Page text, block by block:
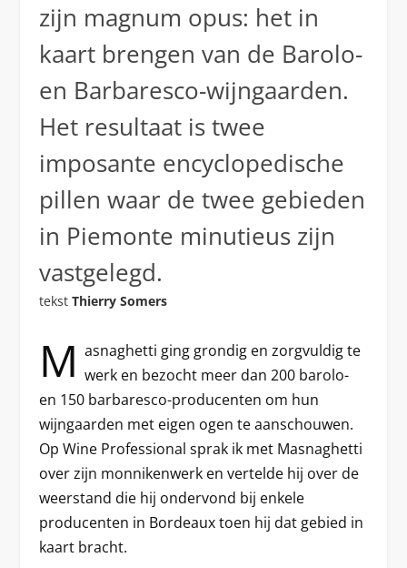
zijn magnum opus: het in
kaart brengen van de Barolo-
en Barbaresco-wijngaarden.
Het resultaat is twee
imposante encyclopedische
pillen waar de twee gebieden
in Piemonte minutieus zijn
vastgelegd.
tekst Thierry Somers
M asnaghetti ging grondig en zorgvuldig te
werk en bezocht meer dan 200 barolo-
en 150 barbaresco-producenten om hun
wijngaarden met eigen ogen te aanschouwen.
Op Wine Professional sprak ik met Masnaghetti
over zijn monnikenwerk en vertelde hij over de
weerstand die hij ondervond bij enkele
producenten in Bordeaux toen hij dat gebied in
kaart bracht.